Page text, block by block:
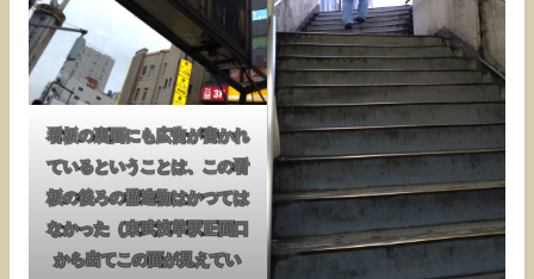
看板の裏面にも広告が書かれ
ているということは、この看
板の後ろの構造物はかつては
なかった（東武浅草駅正面口
から出てこの面が見えてい